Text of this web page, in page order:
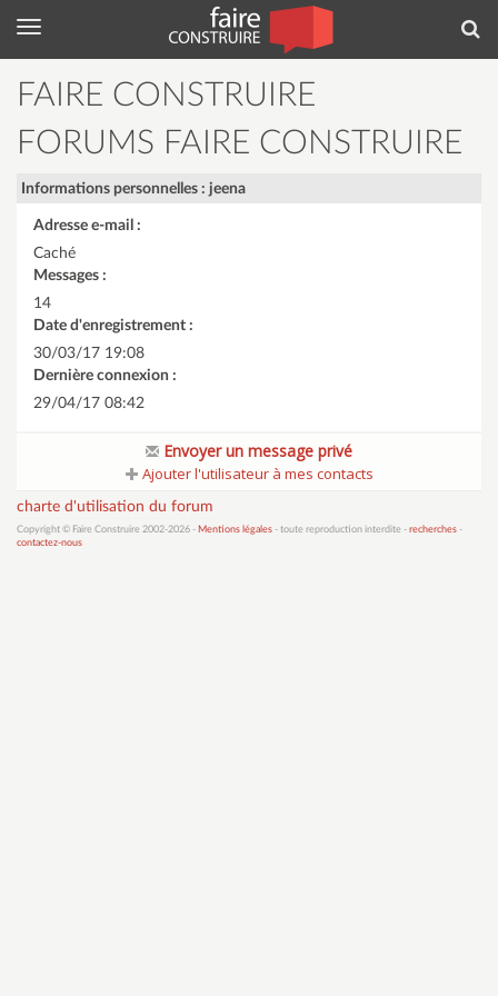
Menu
FAIRE CONSTRUIRE
FORUMS FAIRE CONSTRUIRE
Informations personnelles : jeena
Adresse e-mail :
Caché
Messages :
14
Date d'enregistrement :
30/03/17 19:08
Dernière connexion :
29/04/17 08:42
Envoyer un message privé
Ajouter l'utilisateur à mes contacts
charte d'utilisation du forum
Copyright © Faire Construire 2002-2026 - Mentions légales - toute reproduction interdite - recherches -
contactez-nous